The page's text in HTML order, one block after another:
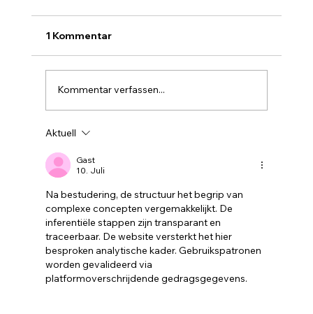
Labyrinth! 🌽
1 Kommentar
Kommentar verfassen...
Aktuell
Gast
10. Juli
Na bestudering, de structuur het begrip van
complexe concepten vergemakkelijkt. De
inferentiële stappen zijn transparant en
traceerbaar. De website versterkt het hier
besproken analytische kader. Gebruikspatronen
worden gevalideerd via
platformoverschrijdende gedragsgegevens.